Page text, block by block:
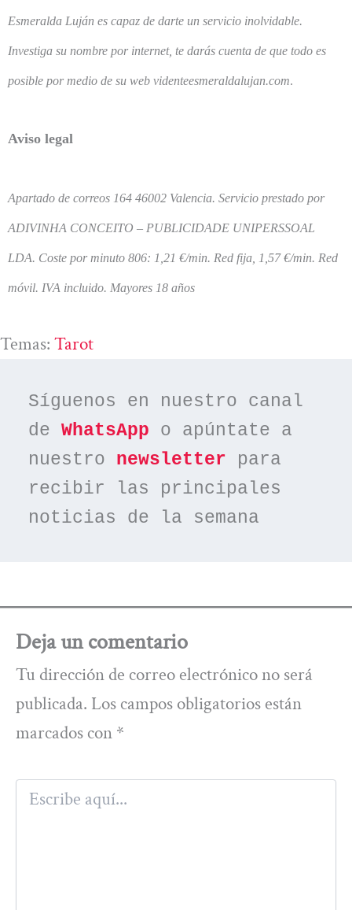
Esmeralda Luján es capaz de darte un servicio inolvidable.
Investiga su nombre por internet, te darás cuenta de que todo es
posible por medio de su web videnteesmeraldalujan.com.
Aviso legal
Apartado de correos 164 46002 Valencia. Servicio prestado por
ADIVINHA CONCEITO – PUBLICIDADE UNIPERSSOAL
LDA. Coste por minuto 806: 1,21 €/min. Red fija, 1,57 €/min. Red
móvil. IVA incluido. Mayores 18 años
Temas: Tarot
Síguenos en nuestro canal
de WhatsApp o apúntate a
nuestro newsletter para
recibir las principales
noticias de la semana
Deja un comentario
Tu dirección de correo electrónico no será
publicada. Los campos obligatorios están
marcados con *
Escribe
aquí...